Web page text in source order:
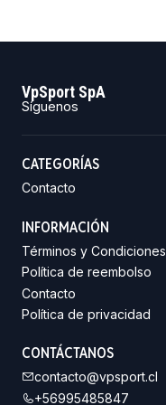
VpSport SpA
Síguenos
CATEGORÍAS
Contacto
INFORMACIÓN
Términos y Condiciones
Política de reembolso
Contacto
Política de privacidad
CONTÁCTANOS
contacto@vpsport.cl
+56995485847